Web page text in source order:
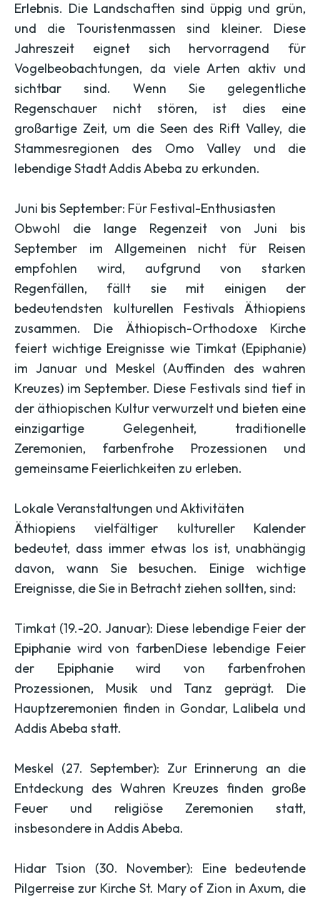
Erlebnis. Die Landschaften sind üppig und grün,
und die Touristenmassen sind kleiner. Diese
Jahreszeit eignet sich hervorragend für
Vogelbeobachtungen, da viele Arten aktiv und
sichtbar sind. Wenn Sie gelegentliche
Regenschauer nicht stören, ist dies eine
großartige Zeit, um die Seen des Rift Valley, die
Stammesregionen des Omo Valley und die
lebendige Stadt Addis Abeba zu erkunden.
Juni bis September: Für Festival-Enthusiasten
Obwohl die lange Regenzeit von Juni bis
September im Allgemeinen nicht für Reisen
empfohlen wird, aufgrund von starken
Regenfällen, fällt sie mit einigen der
bedeutendsten kulturellen Festivals Äthiopiens
zusammen. Die Äthiopisch-Orthodoxe Kirche
feiert wichtige Ereignisse wie Timkat (Epiphanie)
im Januar und Meskel (Auffinden des wahren
Kreuzes) im September. Diese Festivals sind tief in
der äthiopischen Kultur verwurzelt und bieten eine
einzigartige Gelegenheit, traditionelle
Zeremonien, farbenfrohe Prozessionen und
gemeinsame Feierlichkeiten zu erleben.
Lokale Veranstaltungen und Aktivitäten
Äthiopiens vielfältiger kultureller Kalender
bedeutet, dass immer etwas los ist, unabhängig
davon, wann Sie besuchen. Einige wichtige
Ereignisse, die Sie in Betracht ziehen sollten, sind:
Timkat (19.-20. Januar): Diese lebendige Feier der
Epiphanie wird von farbenDiese lebendige Feier
der Epiphanie wird von farbenfrohen
Prozessionen, Musik und Tanz geprägt. Die
Hauptzeremonien finden in Gondar, Lalibela und
Addis Abeba statt.
Meskel (27. September): Zur Erinnerung an die
Entdeckung des Wahren Kreuzes finden große
Feuer und religiöse Zeremonien statt,
insbesondere in Addis Abeba.
Hidar Tsion (30. November): Eine bedeutende
Pilgerreise zur Kirche St. Mary of Zion in Axum, die